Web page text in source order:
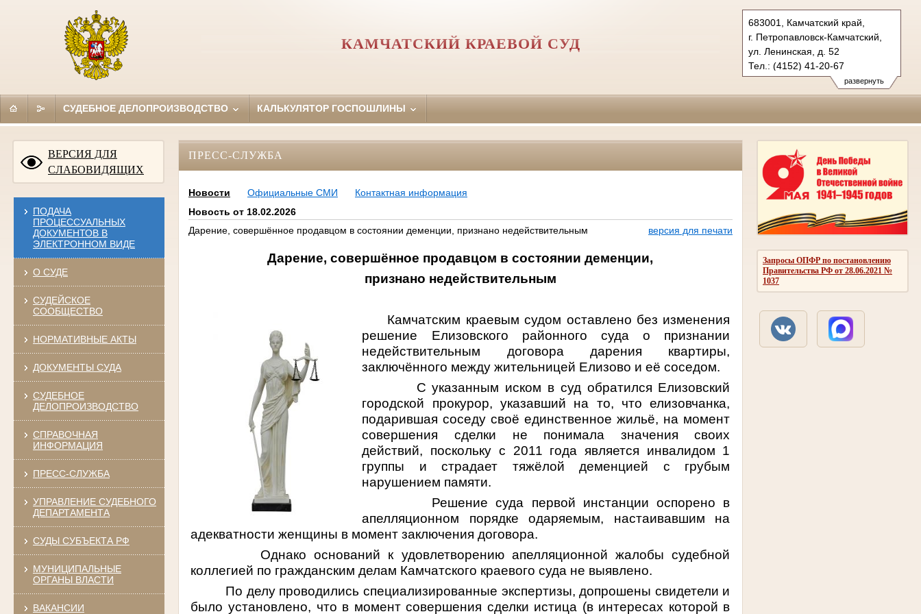
развернуть
683001, Камчатский край,
г. Петропавловск-Камчатский,
ул. Ленинская, д. 52
Тел.: (4152) 41-20-67
kray.kam@sudrf.ru
КАМЧАТСКИЙ КРАЕВОЙ СУД
СУДЕБНОЕ ДЕЛОПРОИЗВОДСТВО КАЛЬКУЛЯТОР ГОСПОШЛИНЫ
ВЕРСИЯ ДЛЯ
СЛАБОВИДЯЩИХ
ПОДАЧА
ПРОЦЕССУАЛЬНЫХ
ДОКУМЕНТОВ В
ЭЛЕКТРОННОМ ВИДЕ
О СУДЕ
СУДЕЙСКОЕ
СООБЩЕСТВО
НОРМАТИВНЫЕ АКТЫ
ДОКУМЕНТЫ СУДА
СУДЕБНОЕ
ДЕЛОПРОИЗВОДСТВО
СПРАВОЧНАЯ
ИНФОРМАЦИЯ
ПРЕСС-СЛУЖБА
УПРАВЛЕНИЕ СУДЕБНОГО
ДЕПАРТАМЕНТА
СУДЫ СУБЪЕКТА РФ
МУНИЦИПАЛЬНЫЕ
ОРГАНЫ ВЛАСТИ
ВАКАНСИИ
Запросы ОПФР по постановлению
Правительства РФ от 28.06.2021 №
1037
ПРЕСС-СЛУЖБА
Новости Официальные СМИ
Контактная информация
Новость от 18.02.2026
Дарение, совершённое продавцом в состоянии деменции, признано недействительным
версия для печати
Дарение, совершённое продавцом в состоянии деменции,
признано недействительным
Камчатским краевым судом оставлено без изменения
решение Елизовского районного суда о признании
недействительным договора дарения квартиры,
заключённого между жительницей Елизово и её соседом.
С указанным иском в суд обратился Елизовский
городской прокурор, указавший на то, что елизовчанка,
подарившая соседу своё единственное жильё, на момент
совершения сделки не понимала значения своих
действий, поскольку с 2011 года является инвалидом 1
группы и страдает тяжёлой деменцией с грубым
нарушением памяти.
Решение суда первой инстанции оспорено в
апелляционном порядке одаряемым, настаивавшим на
адекватности женщины в момент заключения договора.
Однако оснований к удовлетворению апелляционной жалобы судебной
коллегией по гражданским делам Камчатского краевого суда не выявлено.
По делу проводились специализированные экспертизы, допрошены свидетели и
было установлено, что в момент совершения сделки истица (в интересах которой в